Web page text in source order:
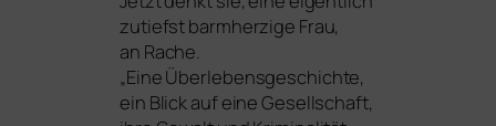
zutiefst barm­her­zi­ge Frau,
an Rache.
„Eine Überlebensgeschichte,
ein Blick auf eine Gesellschaft,